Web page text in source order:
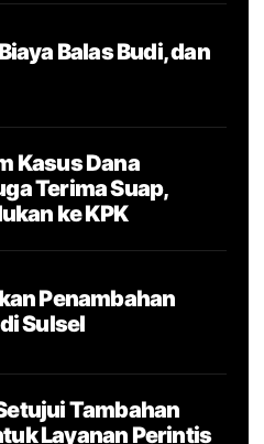
Balas Budi, dan
Kasus Dana
Terima Suap,
ke KPK
Penambahan
Sulsel
Tambahan
Layanan Perintis